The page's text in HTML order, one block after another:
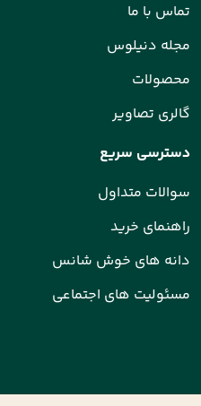
تماس با ما
مجله دنیلوس
محصولات
گالری تصاویر
دسترسی سریع
سوالات متداول
راهنمای خرید
دانه های خوش شانس
مسئولیت های اجتماعی